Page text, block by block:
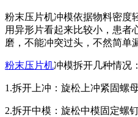
粉末压片机冲模依据物料密度
用异形片看起来比较小，患者
磨，不能冲突过头，不然简单
粉末压片机冲模拆开几种情况：
1.拆开上冲：旋松上冲紧固螺
2.拆开中模：旋松中模固定螺